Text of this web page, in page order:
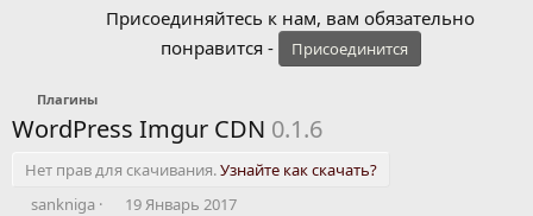
Присоединяйтесь к нам, вам обязательно
понравится -
Присоединится
Плагины
WordPress Imgur CDN 0.1.6
Нет прав для скачивания.Узнайте как скачать?
А
sankniga
Д
19 Январь 2017